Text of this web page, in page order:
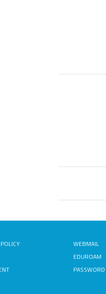
WEBMAIL
EDUROAM